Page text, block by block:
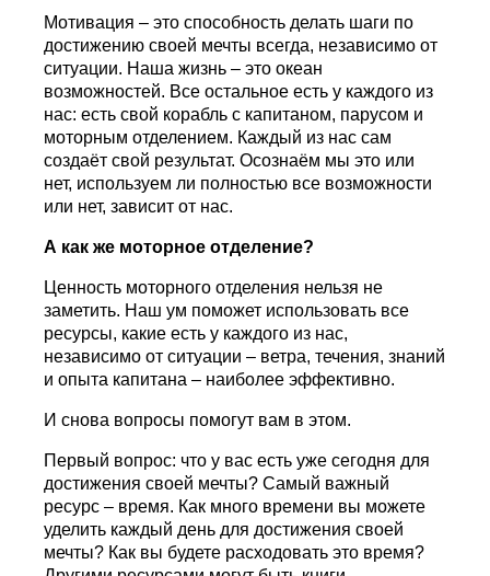
Мотивация – это способность делать шаги по
достижению своей мечты всегда, независимо от
ситуации. Наша жизнь – это океан
возможностей. Все остальное есть у каждого из
нас: есть свой корабль с капитаном, парусом и
моторным отделением. Каждый из нас сам
создаёт свой результат. Осознаём мы это или
нет, используем ли полностью все возможности
или нет, зависит от нас.
А как же моторное отделение?
Ценность моторного отделения нельзя не
заметить. Наш ум поможет использовать все
ресурсы, какие есть у каждого из нас,
независимо от ситуации – ветра, течения, знаний
и опыта капитана – наиболее эффективно.
И снова вопросы помогут вам в этом.
Первый вопрос: что у вас есть уже сегодня для
достижения своей мечты? Самый важный
ресурс – время. Как много времени вы можете
уделить каждый день для достижения своей
мечты? Как вы будете расходовать это время?